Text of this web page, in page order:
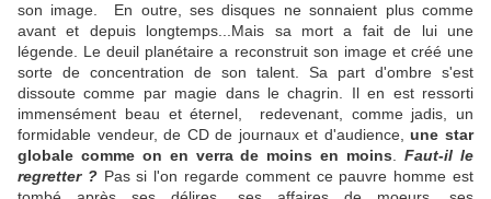
son image. En outre, ses disques ne sonnaient plus comme
avant et depuis longtemps...Mais sa mort a fait de lui une
légende. Le deuil planétaire a reconstruit son image et créé une
sorte de concentration de son talent. Sa part d'ombre s'est
dissoute comme par magie dans le chagrin. Il en est ressorti
immensément beau et éternel, redevenant, comme jadis, un
formidable vendeur, de CD de journaux et d'audience,une star
globale comme on en verra de moins en moins
Faut-il le
regretter ?Pas si l'on regarde comment ce pauvre homme est